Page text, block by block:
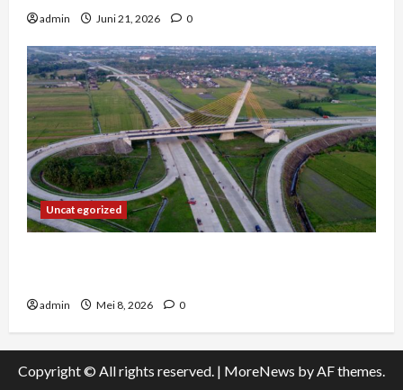
admin Juni 21, 2026 0
Uncategorized
admin Mei 8, 2026 0
Copyright © All rights reserved. | MoreNews by AF themes.